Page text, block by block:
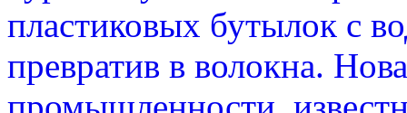
пластиковых бутылок с
превратив в волокна.